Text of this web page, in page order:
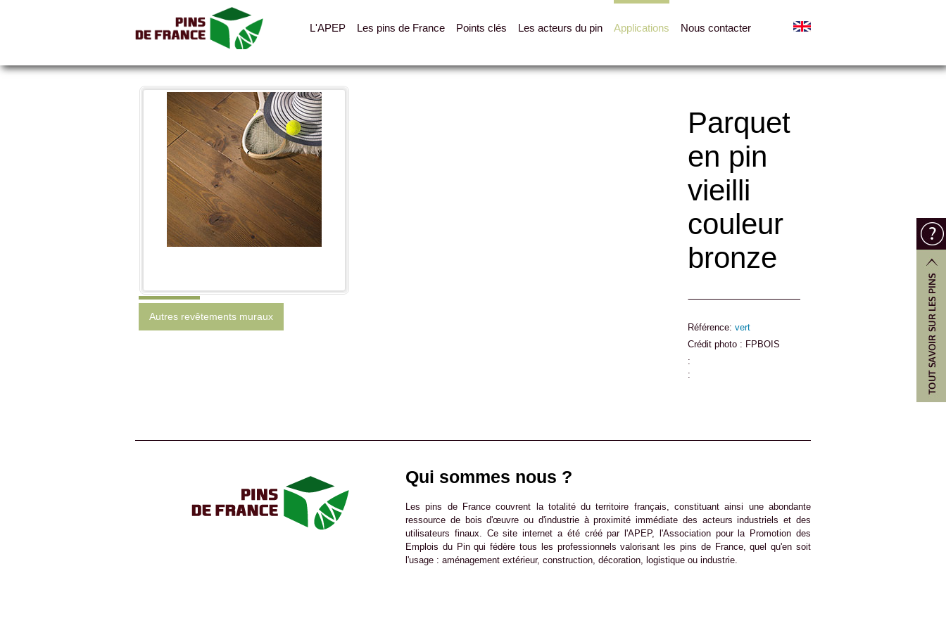
L'APEP Les pins de France Points clés Les acteurs du pin Applications Nous contacter
Toutes les photos
Catégories
Autres revêtements muraux
Parquet
en pin
vieilli
couleur
bronze
Référence: vert
Crédit photo : FPBOIS
:
:
Qui sommes nous ?
Les pins de France couvrent la totalité du territoire français, constituant ainsi une abondante
ressource de bois d'œuvre ou d'industrie à proximité immédiate des acteurs industriels et des
utilisateurs finaux. Ce site internet a été créé par l'APEP, l'Association pour la Promotion des
Emplois du Pin qui fédère tous les professionnels valorisant les pins de France, quel qu'en soit
l'usage : aménagement extérieur, construction, décoration, logistique ou industrie.